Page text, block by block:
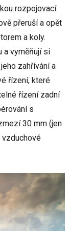
rozpojovací
přeruší a opět
a koly.
a vyměňují si
zahřívání a
řízení, které
řízení zadní
s
30 mm (jen